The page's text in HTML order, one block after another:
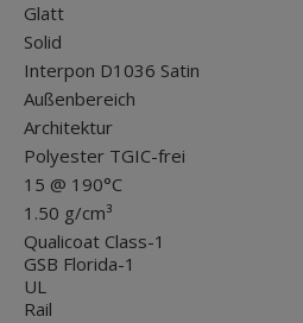
Glatt
Solid
Interpon D1036 Satin
Außenbereich
Architektur
Polyester TGIC-frei
15 @ 190°C
1.50 g/cm³
Qualicoat Class-1
GSB Florida-1
UL
Rail